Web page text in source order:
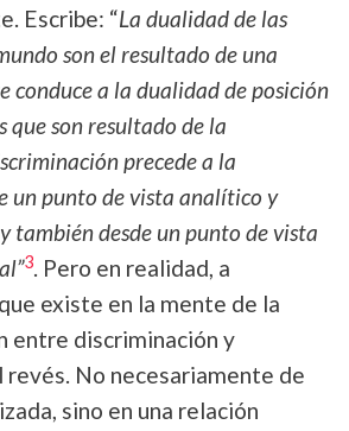
Escribe: “La dualidad de las
son el resultado de una
conduce a la dualidad de posición
que son resultado de la
precede a la
un punto de vista analítico y
también desde un punto de vista
3. Pero en realidad, a
existe en la mente de la
entre discriminación y
revés. No necesariamente de
sino en una relación